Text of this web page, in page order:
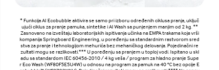
* Funkcija AI Ecobubble aktivira se samo pri izboru određenih ciklusa pranja, uključ
ujući ciklus za pranje pamuka, sintetike i AI Wash sa punjenjem manjim od 2 kg. **
Zasnovano na izveštaju laboratorijskih ispitivanja učinka na EMPA trakama koja vrši
kompanija Springboard Engineering, u poređenju sa standardnim rastvorom sred
stva za pranje i tehnologijom mehurića bez mehaničkog delovanja. Pojedinačni re
zultati mogu se razlikovati.*** U poređenju sa pranjem u toploj vodi. Ispitano u skl
adu sa standardom IEC 60456-2010 / 4 kg veša / program za hladno pranje Supe
r Eco Wash (WF80F5E5U4W) u odnosu na program za pamuk na 40 °C bez opcije E